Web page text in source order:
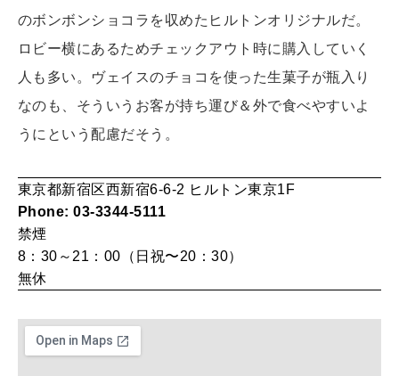
わたしができること
CULTURE
自分を耕す
WORK&MONEY
特集
2026年9月号「北海道 おいしく遊ぶ、夏のご褒美旅。」
のボンボンショコラを収めたヒルトンオリジナルだ。
ロビー横にあるためチェックアウト時に購入していく
人も多い。ヴェイスのチョコを使った生菓子が瓶入り
なのも、そういうお客が持ち運び＆外で食べやすいよ
うにという配慮だそう。
東京都新宿区西新宿6-6-2 ヒルトン東京1F
Phone: 03-3344-5111
禁煙
8：30～21：00（日祝〜20：30）
無休